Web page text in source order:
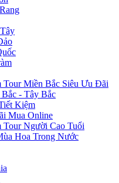
Tour Miền Bắc Siêu Ưu Đãi
- Tây Bắc
Kiệm
Mua Online
Tour Người Cao Tuổi
Hoa Trong Nước